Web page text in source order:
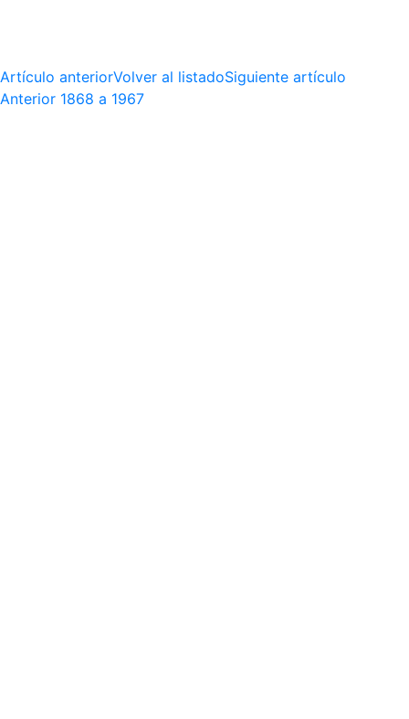
Artículo anteriorVolver al listadoSiguiente artículo
Anterior 1868 a 1967